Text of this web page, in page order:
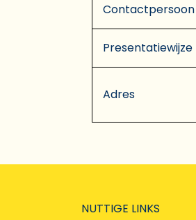
Contactpersoon
Presentatiewijze
Adres
NUTTIGE LINKS